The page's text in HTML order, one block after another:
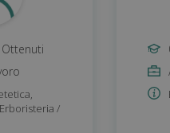
,
Erboristeria /